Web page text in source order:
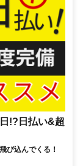
!?日払い&超
び込んでくる！